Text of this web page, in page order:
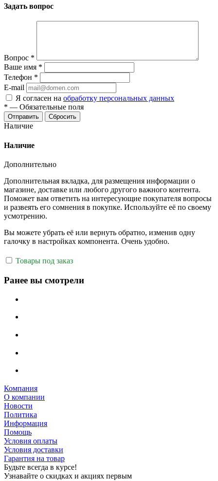
Задать вопрос
Вопрос *
Ваше имя *
Телефон *
E-mail
Я согласен на обработку персональных данных
* — Обязательные поля
Отправить Сбросить
Наличие
Наличие
Дополнительно
Дополнительная вкладка, для размещения информации о
магазине, доставке или любого другого важного контента.
Поможет вам ответить на интересующие покупателя вопросы
и развеять его сомнения в покупке. Используйте её по своему
усмотрению.
Вы можете убрать её или вернуть обратно, изменив одну
галочку в настройках компонента. Очень удобно.
Товары под заказ
Ранее вы смотрели
Компания
О компании
Новости
Политика
Информация
Помощь
Условия оплаты
Условия доставки
Гарантия на товар
Будьте всегда в курсе!
Узнавайте о скидках и акциях первым